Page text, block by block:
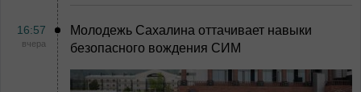
16:57
вчера
Молодежь Сахалина оттачивает навыки
безопасного вождения СИМ